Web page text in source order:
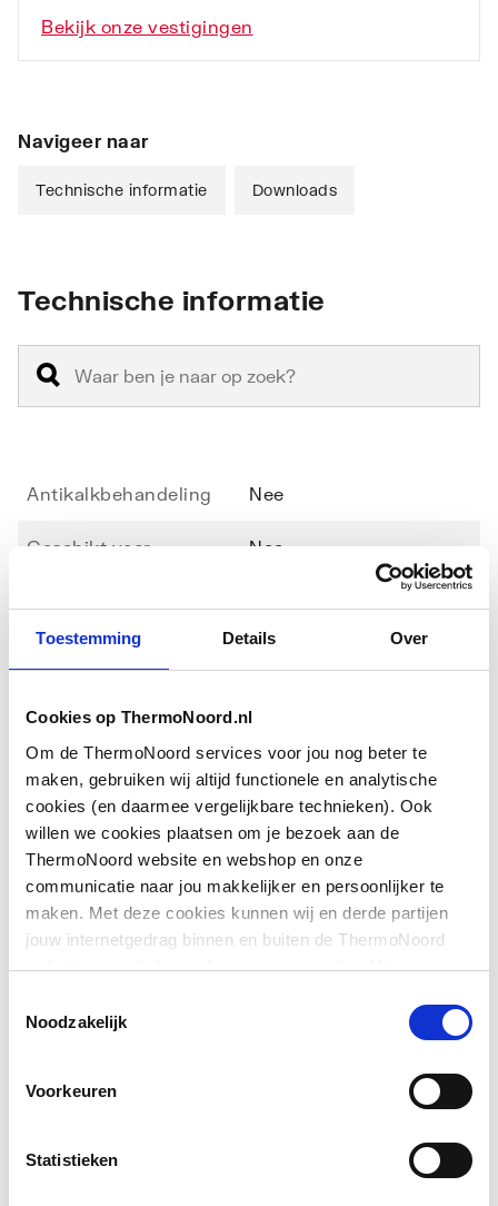
Toestemming Details Over
Cookies op ThermoNoord.nl
Om de ThermoNoord services voor jou nog beter te
maken, gebruiken wij altijd functionele en analytische
cookies (en daarmee vergelijkbare technieken). Ook
willen we cookies plaatsen om je bezoek aan de
ThermoNoord website en webshop en onze
communicatie naar jou makkelijker en persoonlijker te
maken. Met deze cookies kunnen wij en derde partijen
jouw internetgedrag binnen en buiten de ThermoNoord
website en webshop volgen en verzamelen. Hiermee
communicatie aan jouw interesses aan. We slaan je
Noodzakelijk
Voorkeuren
Statistieken
Bekijk onze vestigingen
Navigeer naar
Technische informatie Downloads
Technische informatie
Antikalkbehandeling Nee
Geschikt voor
Nee
Geschikt voor montage
met zijwand
Nee
Geschikt voor montage
op douchebak
Ja
Geschikt voor montage
op tegelvloer
Ja
Geschikt voor
nismontage
Ja
Geschikt voor U-
Inbouwbreedte deur
Downloads
Bouwtekening image/png
Sfeerbeeld image/jpeg,621 KB
Exploded_viewapplication/postscript,55 KB
Montageinstructie 9 MB
Exploded_view ,41 KB